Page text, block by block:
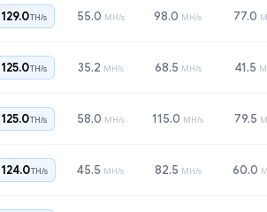
129.0TH/s 55.0 MH/s 98.0 MH/s 77.0
125.0TH/s 35.2 MH/s 68.5 MH/s 41.5
125.0TH/s 58.0 MH/s 115.0 MH/s 79.5
124.0TH/s 45.5 MH/s 82.5 MH/s 60.0